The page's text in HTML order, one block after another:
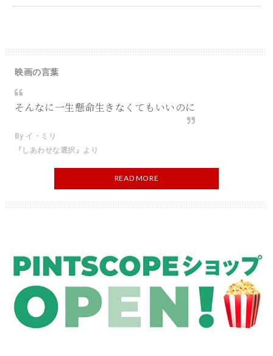
映画の言葉
そんなに一生懸命生きなくてもいいのに
By イ・ミリ
『しあわせな選択』より
READ MORE